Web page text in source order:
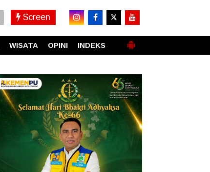
Screen
WISATA OPINI INDEKS